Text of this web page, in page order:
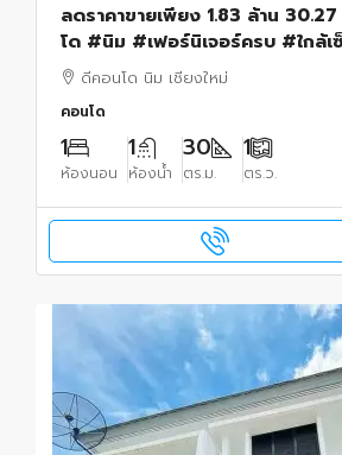
ลดราคาขายเพียง 1.83 ล้าน
โด #นิม #เฟอร์นิเจอร์ครบ #ใกล้
#พร้อมเข้าอยู่ทันที
ดีคอนโด นิม เชียงใหม่
คอนโด
1
ห้องนอน
1
ห้องน้ำ
30
ตร.ม.
1
ตร.ว.